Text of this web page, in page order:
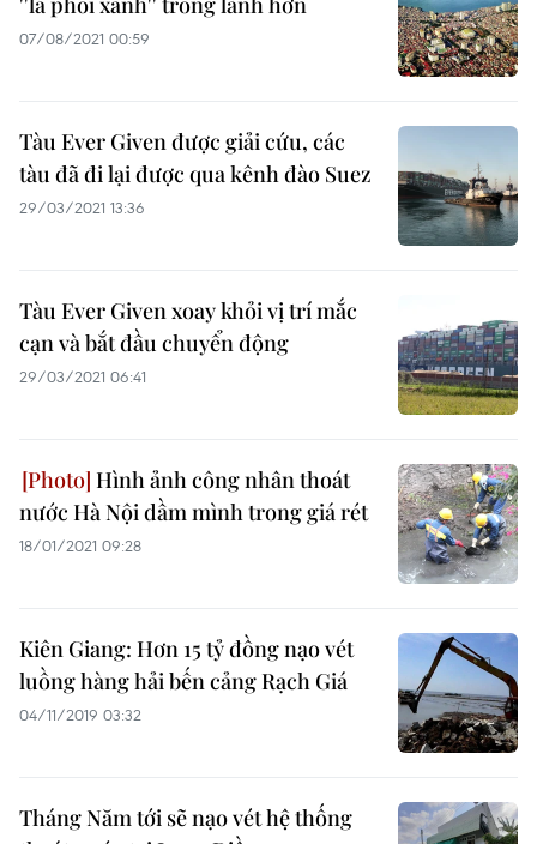
07/08/2021 00:59
Tàu Ever Given được giải cứu, các
tàu đã đi lại được qua kênh đào Suez
29/03/2021 13:36
Tàu Ever Given xoay khỏi vị trí mắc
cạn và bắt đầu chuyển động
29/03/2021 06:41
Hình ảnh công nhân thoát
nước Hà Nội dầm mình trong giá rét
18/01/2021 09:28
Kiên Giang: Hơn 15 tỷ đồng nạo vét
luồng hàng hải bến cảng Rạch Giá
04/11/2019 03:32
Tháng Năm tới sẽ nạo vét hệ thống